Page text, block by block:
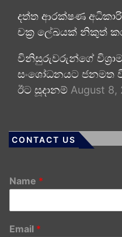
දත්ත ආරක්ෂණ
චක්‍ර ලේඛයක් නිකුත්
විනිසුරුවරුන්ගේ
සංශෝධනයට ජනමත
ඊට සූදානම් August 8,
CONTACT US
Name *
Email *